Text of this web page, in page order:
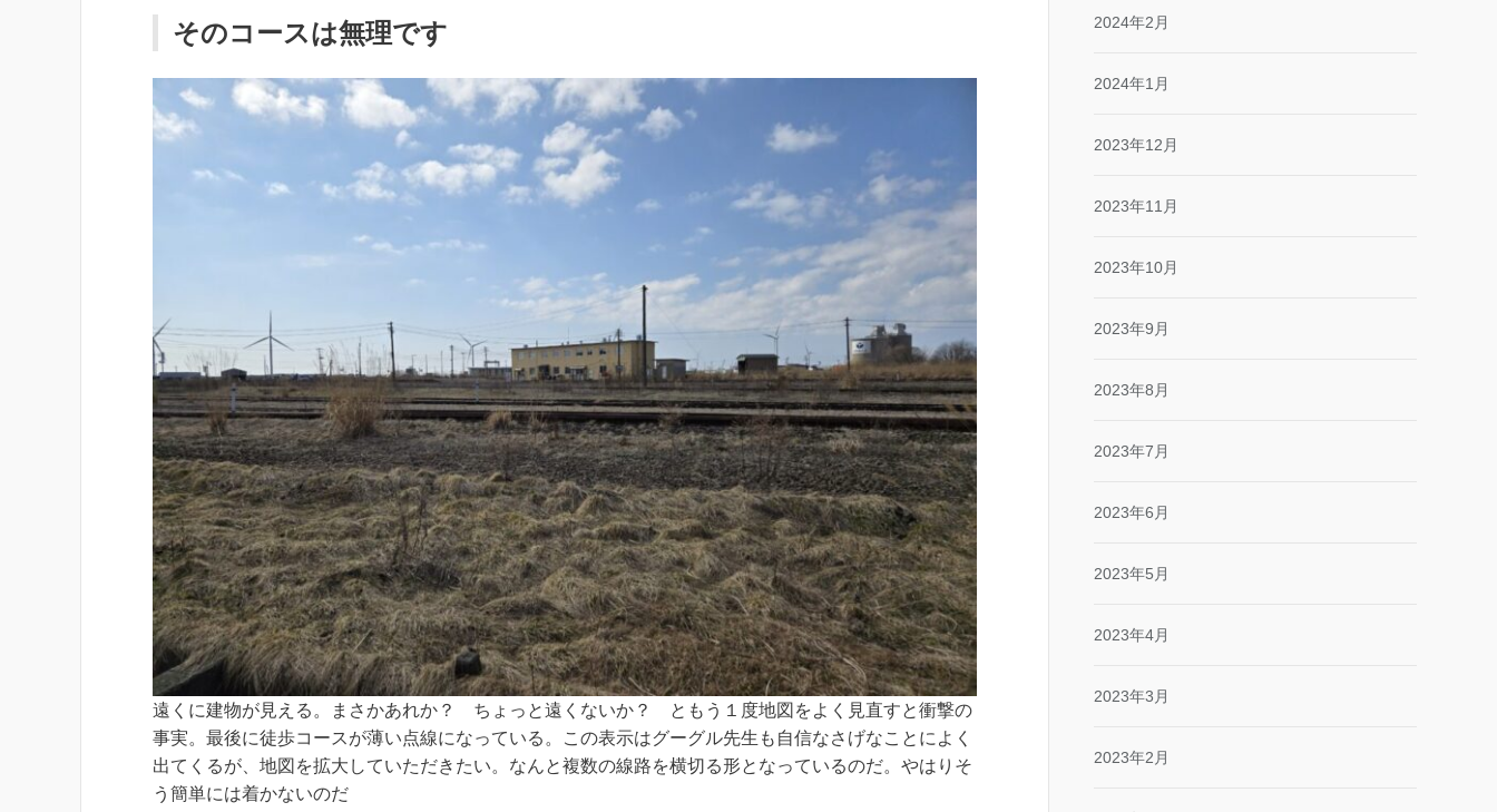
そのコースは無理です
遠くに建物が見える。まさかあれか？ ちょっと遠くないか？ ともう１度地図をよく見直すと衝撃の
事実。最後に徒歩コースが薄い点線になっている。この表示はグーグル先生も自信なさげなことによく
出てくるが、地図を拡大していただきたい。なんと複数の線路を横切る形となっているのだ。やはりそ
う簡単には着かないのだ
2024年2月
2024年1月
2023年12月
2023年11月
2023年10月
2023年9月
2023年8月
2023年7月
2023年6月
2023年5月
2023年4月
2023年3月
2023年2月